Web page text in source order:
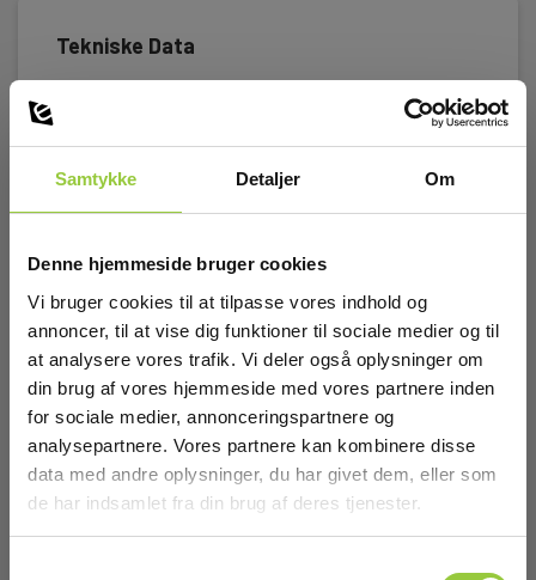
Samtykke Detaljer Om
Denne hjemmeside bruger cookies
Vi bruger cookies til at tilpasse vores indhold og
annoncer, til at vise dig funktioner til sociale medier og til
at analysere vores trafik. Vi deler også oplysninger om
din brug af vores hjemmeside med vores partnere inden
for sociale medier, annonceringspartnere og
analysepartnere. Vores partnere kan kombinere disse
data med andre oplysninger, du har givet dem, eller som
de har indsamlet fra din brug af deres tjenester.
Tekniske Data